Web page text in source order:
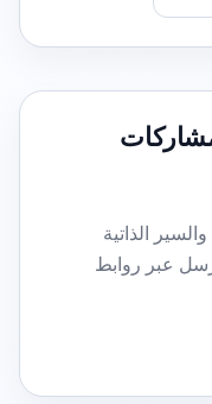
الذاتية
عبر روابط